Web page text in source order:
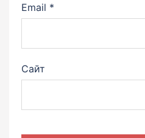
Email *
Сайт